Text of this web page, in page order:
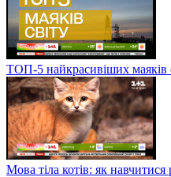
ТОП-5 найкрасивіших маяків
Мова тіла котів: як